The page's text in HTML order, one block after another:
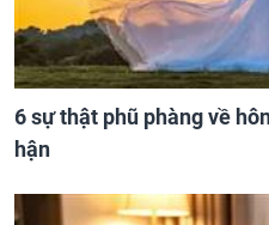
6 sự thật phũ phàng về
hận